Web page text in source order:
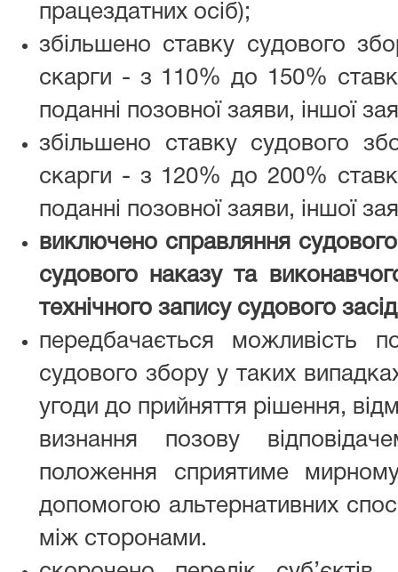
працездатних осіб);
збільшено ставку судового
скарги - з 110% до 150%
поданні позовної заяви, іншої
збільшено ставку судового
скарги - з 120% до 200%
поданні позовної заяви, іншої
виключено справляння
судового наказу та
технічного запису судового
передбачається можливість
судового збору у таких
угоди до прийняття рішення,
визнання позову
положення сприятиме
допомогою альтернативних
між сторонами.